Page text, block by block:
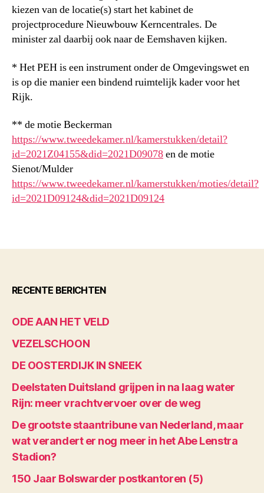
kiezen van de locatie(s) start het kabinet de
projectprocedure Nieuwbouw Kerncentrales. De
minister zal daarbij ook naar de Eemshaven kijken.
* Het PEH is een instrument onder de Omgevingswet en
is op die manier een bindend ruimtelijk kader voor het
Rijk.
** de motie Beckerman
https://www.tweedekamer.nl/kamerstukken/detail?
id=2021Z04155&did=2021D09078en de motie
Sienot/Mulder
https://www.tweedekamer.nl/kamerstukken/moties/detail?
id=2021D09124&did=2021D09124
RECENTE BERICHTEN
ODE AAN HET VELD
VEZELSCHOON
DE OOSTERDIJK IN SNEEK
Deelstaten Duitsland grijpen in na laag water
Rijn: meer vrachtvervoer over de weg
De grootste staantribune van Nederland, maar
wat verandert er nog meer in het Abe Lenstra
Stadion?
150 Jaar Bolswarder postkantoren (5)